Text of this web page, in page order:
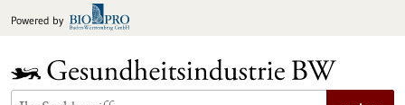
Inhalt
Powered by